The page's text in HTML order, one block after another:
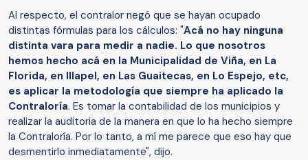
Al respecto, el contralor negó que se hayan ocupado
distintas fórmulas para los cálculos: "Acá no hay ninguna
distinta vara para medir a nadie. Lo que nosotros
hemos hecho acá en la Municipalidad de Viña, en La
Florida, en Illapel, en Las Guaitecas, en Lo Espejo, etc,
es aplicar la metodología que siempre ha aplicado la
Contraloría. Es tomar la contabilidad de los municipios y
realizar la auditoria de la manera en que lo ha hecho siempre
la Contraloría. Por lo tanto, a mí me parece que eso hay que
desmentirlo inmediatamente", dijo.